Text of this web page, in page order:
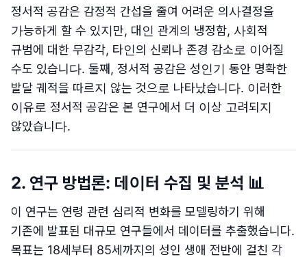
정서적 공감은 감정적 간섭을 줄여 어려운 의사결정을
가능하게 할 수 있지만, 대인 관계의 냉정함, 사회적
규범에 대한 무감각, 타인의 신뢰나 존경 감소로 이어질
수도 있습니다. 둘째, 정서적 공감은 성인기 동안 명확한
발달 궤적을 따르지 않는 것으로 나타났습니다. 이러한
이유로 정서적 공감은 본 연구에서 더 이상 고려되지
않았습니다.
2. 연구 방법론: 데이터 수집 및 분석 📊
이 연구는 연령 관련 심리적 변화를 모델링하기 위해
기존에 발표된 대규모 연구들에서 데이터를 추출했습니다.
목표는 18세부터 85세까지의 성인 생애 전반에 걸친 각